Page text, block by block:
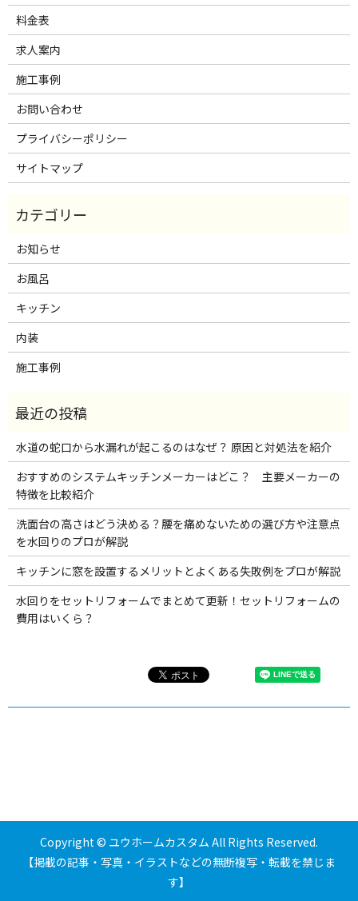
料金表
求人案内
施工事例
お問い合わせ
プライバシーポリシー
サイトマップ
お知らせ
お風呂
キッチン
内装
施工事例
水道の蛇口から水漏れが起こるのはなぜ？ 原因と対処法を紹介
おすすめのシステムキッチンメーカーはどこ？ 主要メーカーの
特徴を比較紹介
洗面台の高さはどう決める？腰を痛めないための選び方や注意点
を水回りのプロが解説
キッチンに窓を設置するメリットとよくある失敗例をプロが解説
水回りをセットリフォームでまとめて更新！セットリフォームの
費用はいくら？
Copyright © ユウホームカスタム All Rights Reserved.
【掲載の記事・写真・イラストなどの無断複写・転載を禁じま
す】